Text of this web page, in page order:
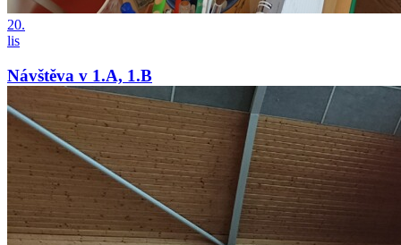
20.
lis
Návštěva v 1.A, 1.B